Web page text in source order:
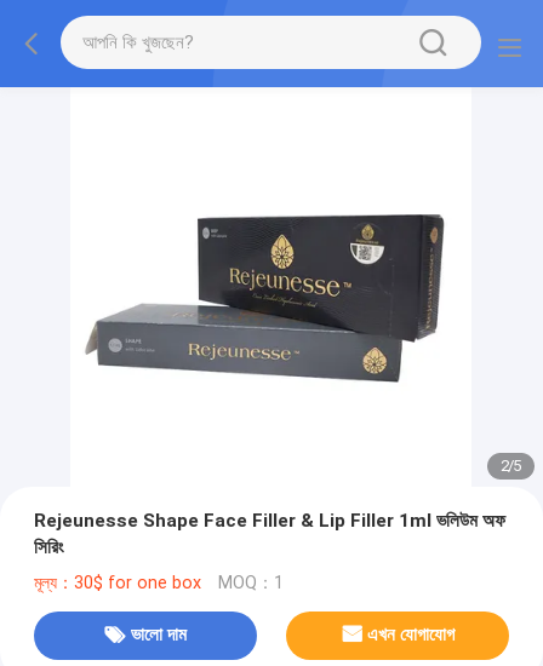
2/5
Rejeunesse Shape Face Filler & Lip Filler 1ml ভলিউম অফ
সিরিং
মূল্য：30$ for one box MOQ：1
ভালো দাম এখন যোগাযোগ